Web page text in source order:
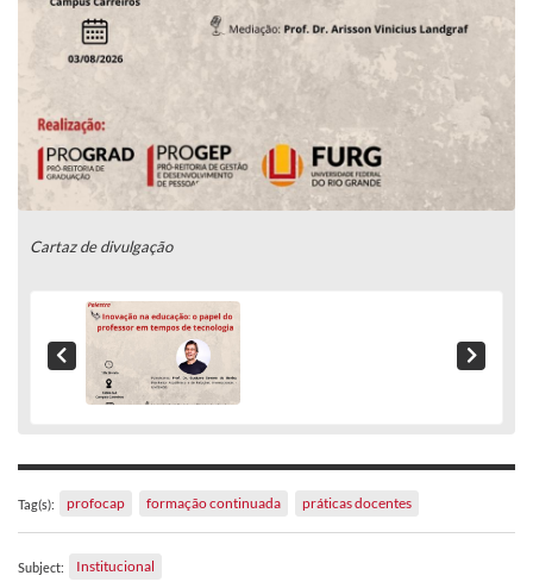
Cartaz de divulgação
Tag(s): profocap formação continuada práticas docentes
Subject: Institucional